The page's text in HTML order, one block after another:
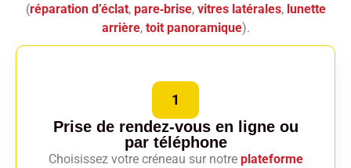
(réparation d’éclat, pare‑brise, vitres latérales, lunette
arrière, toit panoramique).
1
Prise de rendez-vous en ligne ou
par téléphone
Choisissez votre créneau sur notre plateforme